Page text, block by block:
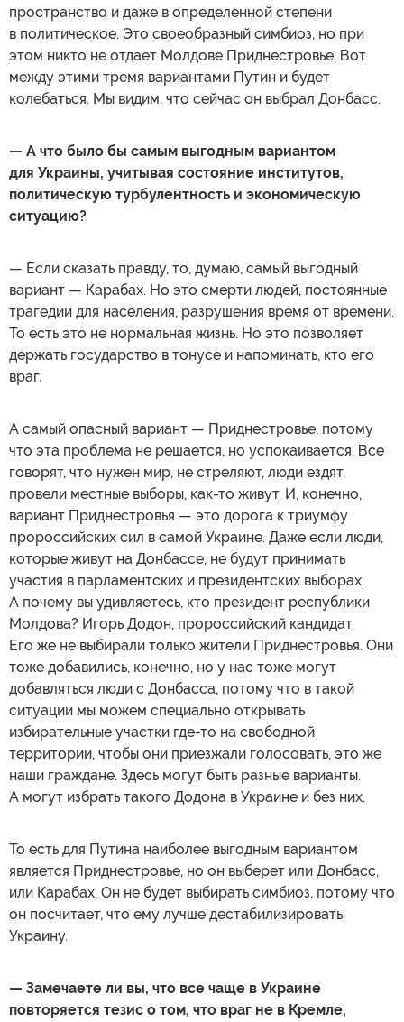
пространство и даже в определенной степени
в политическое. Это своеобразный симбиоз, но при
этом никто не отдает Молдове Приднестровье. Вот
между этими тремя вариантами Путин и будет
колебаться. Мы видим, что сейчас он выбрал Донбасс.
— А что было бы самым выгодным вариантом
для Украины, учитывая состояние институтов,
политическую турбулентность и экономическую
ситуацию?
— Если сказать правду, то, думаю, самый выгодный
вариант — Карабах. Но это смерти людей, постоянные
трагедии для населения, разрушения время от времени.
То есть это не нормальная жизнь. Но это позволяет
держать государство в тонусе и напоминать, кто его
враг.
А самый опасный вариант — Приднестровье, потому
что эта проблема не решается, но успокаивается. Все
говорят, что нужен мир, не стреляют, люди ездят,
провели местные выборы, как-то живут. И, конечно,
вариант Приднестровья — это дорога к триумфу
пророссийских сил в самой Украине. Даже если люди,
которые живут на Донбассе, не будут принимать
участия в парламентских и президентских выборах.
А почему вы удивляетесь, кто президент республики
Молдова? Игорь Додон, пророссийский кандидат.
Его же не выбирали только жители Приднестровья. Они
тоже добавились, конечно, но у нас тоже могут
добавляться люди с Донбасса, потому что в такой
ситуации мы можем специально открывать
избирательные участки где-то на свободной
территории, чтобы они приезжали голосовать, это же
наши граждане. Здесь могут быть разные варианты.
А могут избрать такого Додона в Украине и без них.
То есть для Путина наиболее выгодным вариантом
является Приднестровье, но он выберет или Донбасс,
или Карабах. Он не будет выбирать симбиоз, потому что
он посчитает, что ему лучше дестабилизировать
Украину.
— Замечаете ли вы, что все чаще в Украине
повторяется тезис о том, что враг не в Кремле,